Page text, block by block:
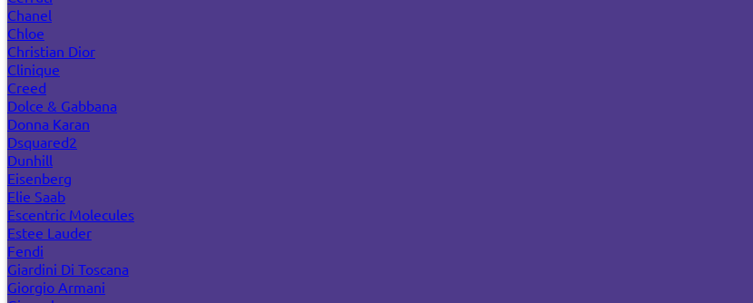
Chanel
Chloe
Christian Dior
Clinique
Creed
Dolce & Gabbana
Donna Karan
Dsquared2
Dunhill
Eisenberg
Elie Saab
Escentric Molecules
Estee Lauder
Fendi
Giardini Di Toscana
Giorgio Armani